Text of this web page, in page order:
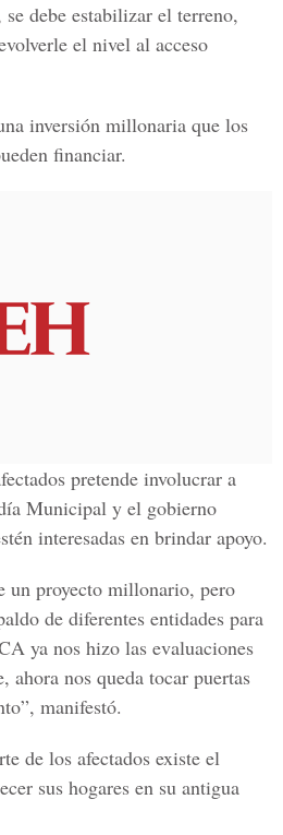
debe estabilizar el terreno,
el nivel al acceso
inversión millonaria que los
financiar.
pretende involucrar a
Municipal y el gobierno
interesadas en brindar apoyo.
un proyecto millonario, pero
de diferentes entidades para
ya nos hizo las evaluaciones
ahora nos queda tocar puertas
manifestó.
de los afectados existe el
sus hogares en su antigua